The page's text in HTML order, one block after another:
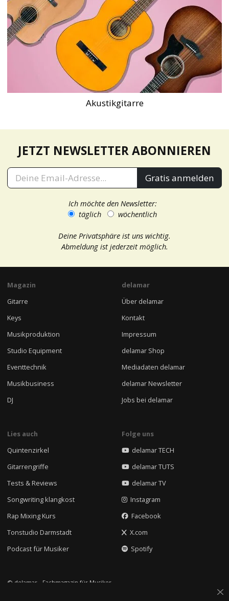
Akustikgitarre
JETZT NEWSLETTER ABONNIEREN
Gratis anmelden
Ich möchte den Newsletter:
täglich
wöchentlich
Deine Privatsphäre ist uns wichtig.
Abmeldung ist jederzeit möglich.
Magazin
Gitarre
Keys
Musikproduktion
Studio Equipment
Eventtechnik
Musikbusiness
DJ
delamar
Über delamar
Kontakt
Impressum
delamar Shop
Mediadaten delamar
delamar Newsletter
Jobs bei delamar
Lies auch
Quintenzirkel
Gitarrengriffe
Tests & Reviews
Songwriting klangkost
Rap Mixing Kurs
Tonstudio Darmstadt
Podcast für Musiker
Folge uns
delamar TECH
delamar TUTS
delamar TV
Instagram
Facebook
X.com
Spotify
© delamar - Fachmagazin für Musiker